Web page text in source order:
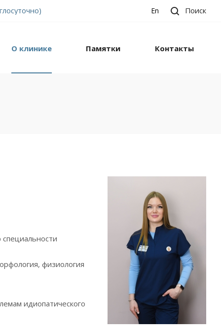
En Поиск
О клинике Памятки Контакты
физиология
идиопатического